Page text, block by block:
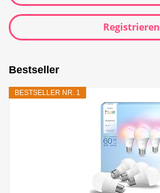
Registrieren
Bestseller
BESTSELLER NR. 1